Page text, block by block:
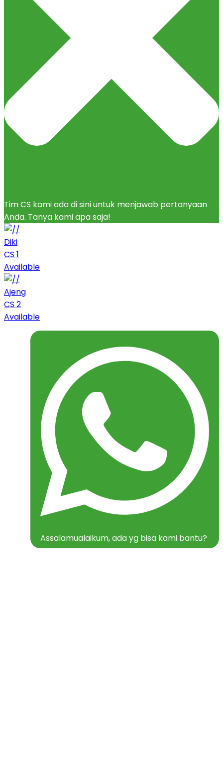
Tim CS kami ada di sini untuk menjawab pertanyaan
Anda. Tanya kami apa saja!
Diki
CS 1
Available
Ajeng
CS 2
Available
Assalamualaikum, ada yg bisa kami bantu?